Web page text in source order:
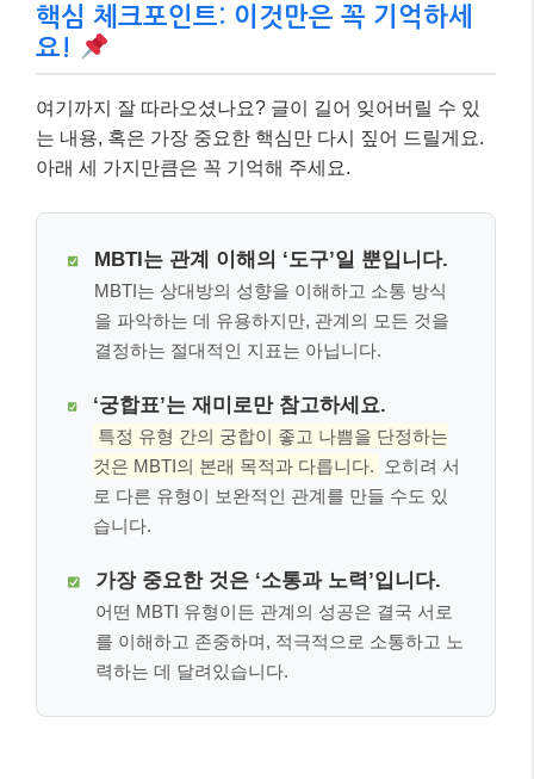
핵심 체크포인트: 이것만은 꼭 기억하세
요!
여기까지 잘 따라오셨나요? 글이 길어 잊어버릴 수 있
는 내용, 혹은 가장 중요한 핵심만 다시 짚어 드릴게요.
아래 세 가지만큼은 꼭 기억해 주세요.
MBTI는 관계 이해의 ‘도구’일 뿐입니다.
MBTI는 상대방의 성향을 이해하고 소통 방식
을 파악하는 데 유용하지만, 관계의 모든 것을
결정하는 절대적인 지표는 아닙니다.
‘궁합표’는 재미로만 참고하세요.
특정 유형 간의 궁합이 좋고 나쁨을 단정하는
것은 MBTI의 본래 목적과 다릅니다.
오히려 서
로 다른 유형이 보완적인 관계를 만들 수도 있
습니다.
가장 중요한 것은 ‘소통과 노력’입니다.
어떤 MBTI 유형이든 관계의 성공은 결국 서로
를 이해하고 존중하며, 적극적으로 소통하고 노
력하는 데 달려있습니다.